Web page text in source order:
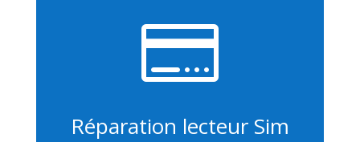

Réparation lecteur Sim